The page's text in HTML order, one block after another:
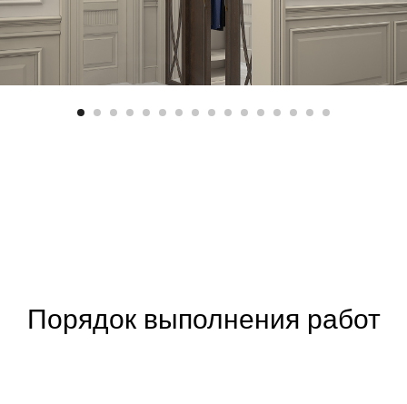
Порядок выполнения работ